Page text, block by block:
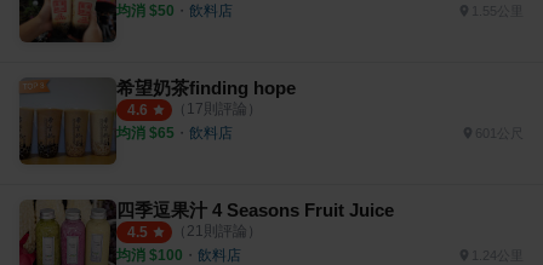
均消 $50 ・ 飲料店 1.55公里
希望奶茶finding hope
4.6 （ 17則評論）
均消 $65 ・ 飲料店
四季逗果汁 4 Seasons Fruit Juice
4.5 （ 21則評論）
均消 $100 ・ 飲料店 1.24公里